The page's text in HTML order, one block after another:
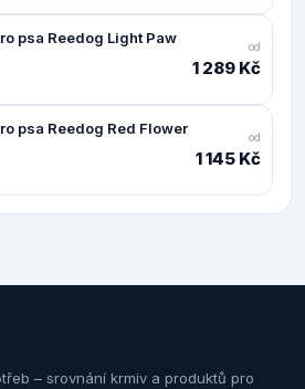
psa Reedog Light Paw
od
1 289 Kč
psa Reedog Red Flower
od
1 145 Kč
– srovnání krmiv a produktů pro